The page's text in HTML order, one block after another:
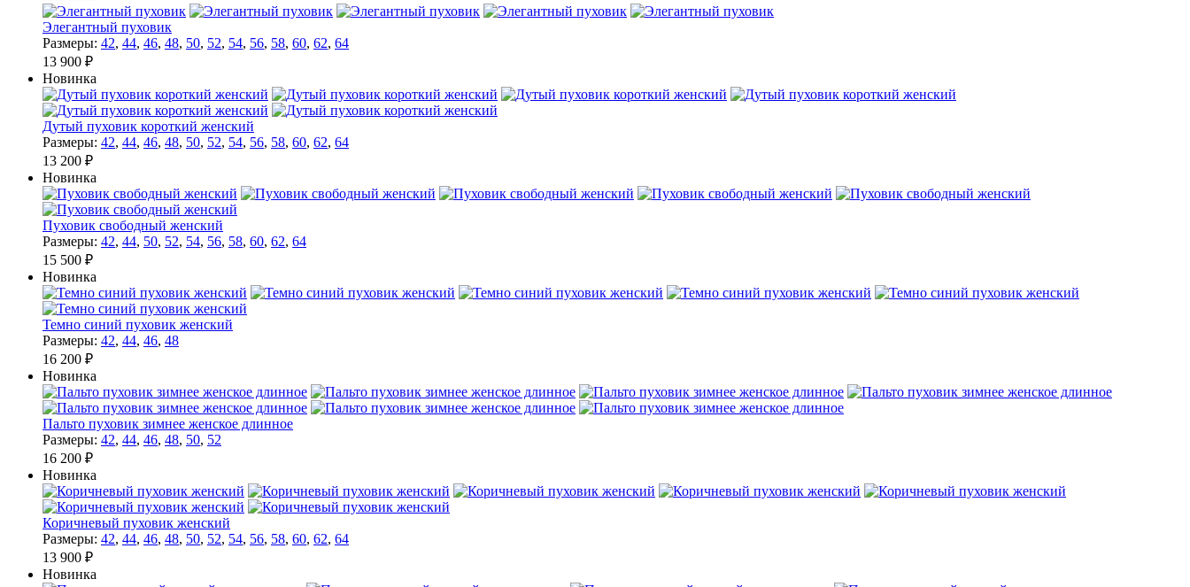
Элегантный пуховик
Размеры: 42, 44, 46, 48, 50, 52, 54, 56, 58, 60, 62, 64
13 900 ₽
Новинка
Дутый пуховик короткий женский
Размеры: 42, 44, 46, 48, 50, 52, 54, 56, 58, 60, 62, 64
13 200 ₽
Новинка
Пуховик свободный женский
Размеры: 42, 44, 50, 52, 54, 56, 58, 60, 62, 64
15 500 ₽
Новинка
Темно синий пуховик женский
Размеры: 42, 44, 46, 48
16 200 ₽
Новинка
Пальто пуховик зимнее женское длинное
Размеры: 42, 44, 46, 48, 50, 52
16 200 ₽
Новинка
Коричневый пуховик женский
Размеры: 42, 44, 46, 48, 50, 52, 54, 56, 58, 60, 62, 64
13 900 ₽
Новинка